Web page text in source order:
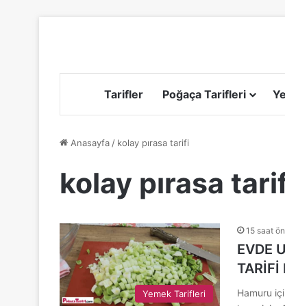
Tarifler Poğaça Tarifleri
Anasayfa / kolay pırasa tarifi
kolay pırasa
Yemek Tarifleri
15 saat
EVDE
TARİFİ
Hamuru